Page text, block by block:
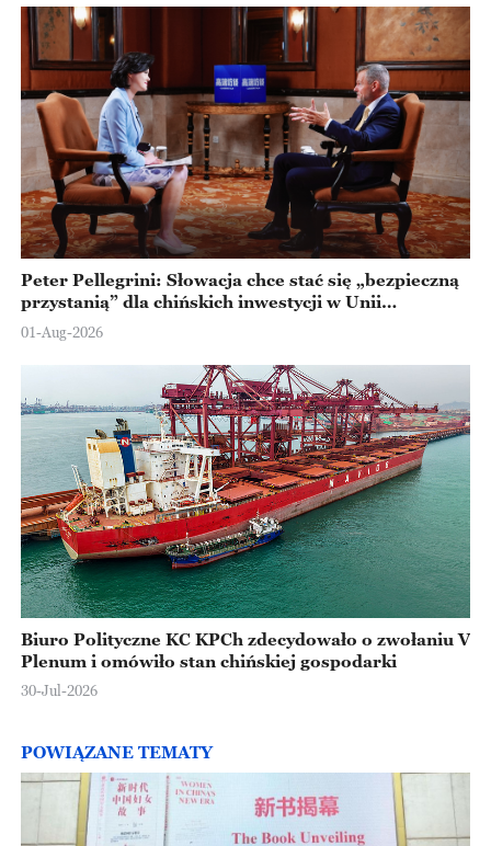
Peter Pellegrini: Słowacja chce stać się „bezpieczną
przystanią” dla chińskich inwestycji w Unii
Europejskiej
01-Aug-2026
Biuro Polityczne KC KPCh zdecydowało o zwołaniu V
Plenum i omówiło stan chińskiej gospodarki
30-Jul-2026
POWIĄZANE TEMATY